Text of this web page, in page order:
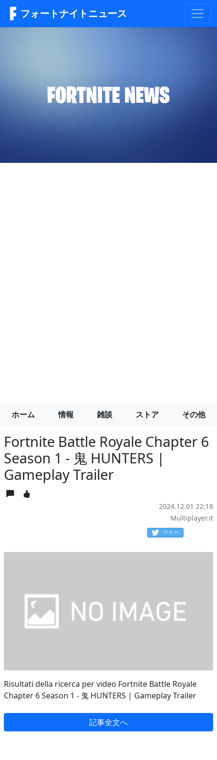
フォートナイトニュース
ホーム 情報 雑談 ストア その他
Fortnite Battle Royale Chapter 6
Season 1 - 鬼 HUNTERS |
Gameplay Trailer
2024.12.01 22:18
Multiplayer.it
ツイート
Risultati della ricerca per video Fortnite Battle Royale
Chapter 6 Season 1 - 鬼 HUNTERS | Gameplay Trailer
記事全文へ